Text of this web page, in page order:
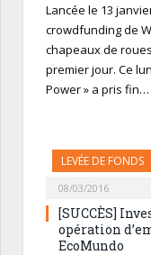
Lancée le 13
crowdfunding de
chapeaux de
premier jour. Ce
Power » a pris fin…
LEVÉE DE FONDS
08/03/2016
[SUCCÈS]
opération
EcoMundo